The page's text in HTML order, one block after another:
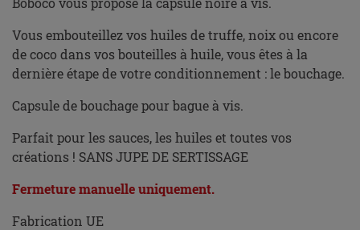
Vous embouteillez vos huiles de truffe, noix ou encore
de coco dans vos bouteilles à huile, vous êtes à la
dernière étape de votre conditionnement : le bouchage.
Capsule de bouchage pour bague à vis.
Parfait pour les sauces, les huiles et toutes vos
créations ! SANS JUPE DE SERTISSAGE
Fermeture manuelle uniquement.
Fabrication UE